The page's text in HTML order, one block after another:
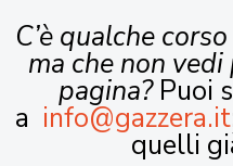
C’è qualche
ma che non
pagina?Puoi
a info@gazzera.it
quelli